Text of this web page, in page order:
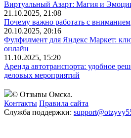
Виртуальный Азарт: Магия и
21.10.2025, 21:08
Почему важно работать с вниманием
20.10.2025, 20:16
Фулфилмент для Яндекс Маркет:
онлайн
11.10.2025, 15:20
Аренда автотранспорта: удобное
деловых мероприятий
© Отзывы Омска.
Контакты Правила сайта
Служба поддержки: